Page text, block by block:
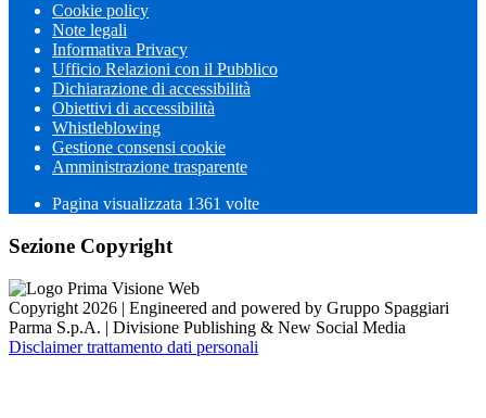
Cookie policy
Note legali
Informativa Privacy
Ufficio Relazioni con il Pubblico
Dichiarazione di accessibilità
Obiettivi di accessibilità
Whistleblowing
Gestione consensi cookie
Amministrazione trasparente
Pagina visualizzata 1361 volte
Sezione Copyright
Copyright 2026 | Engineered and powered by Gruppo Spaggiari
Parma S.p.A. | Divisione Publishing & New Social Media
Disclaimer trattamento dati personali